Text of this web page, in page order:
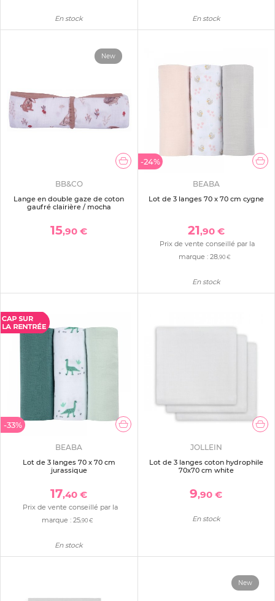
En stock En stock
New
BB&CO
Lange en double gaze de coton
gaufré clairière / mocha
15,90 €
-24%
BEABA
Lot de 3 langes 70 x 70 cm cygne
21,90 €
Prix de vente conseillé par la
marque :28 ,90 €
En stock
-33%
BEABA
Lot de 3 langes 70 x 70 cm
jurassique
17,40 €
Prix de vente conseillé par la
marque :25 ,90 €
En stock
JOLLEIN
Lot de 3 langes coton hydrophile
70x70 cm white
9,90 €
En stock
New